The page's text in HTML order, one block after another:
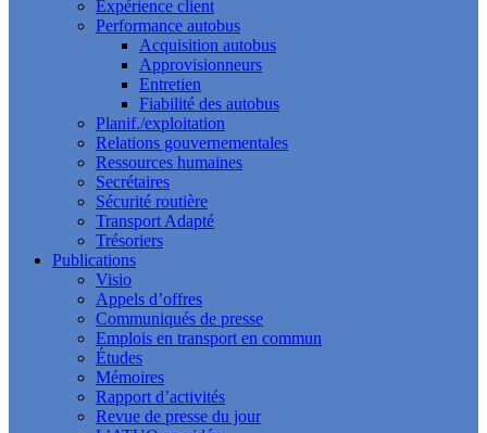
Expérience client
Performance autobus
Acquisition autobus
Approvisionneurs
Entretien
Fiabilité des autobus
Planif./exploitation
Relations gouvernementales
Ressources humaines
Secrétaires
Sécurité routière
Transport Adapté
Trésoriers
Publications
Visio
Appels d’offres
Communiqués de presse
Emplois en transport en commun
Études
Mémoires
Rapport d’activités
Revue de presse du jour